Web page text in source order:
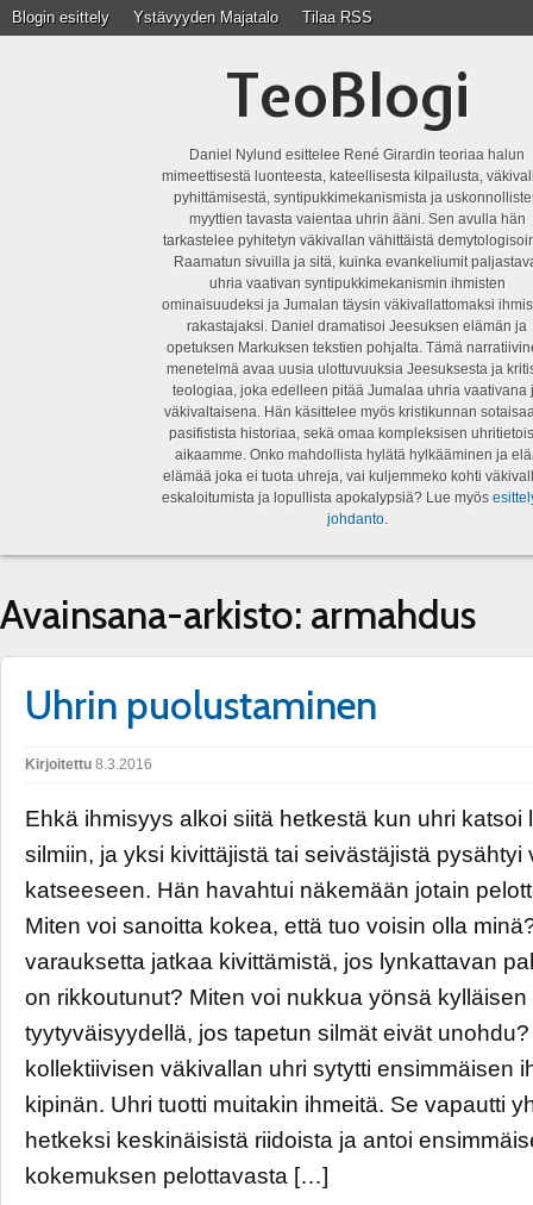
Blogin esittely Ystävyyden Majatalo Tilaa RSS
TeoBlogi
Daniel Nylund esittelee René Girardin teoriaa halun
mimeettisestä luonteesta, kateellisesta kilpailusta,
pyhittämisestä, syntipukkimekanismista ja
myyttien tavasta vaientaa uhrin ääni. Sen avulla hän
tarkastelee pyhitetyn väkivallan vähittäistä
Raamatun sivuilla ja sitä, kuinka evankeliumit
uhria vaativan syntipukkimekanismin ihmisten
ominaisuudeksi ja Jumalan täysin väkivallattomaksi
rakastajaksi. Daniel dramatisoi Jeesuksen elämän ja
opetuksen Markuksen tekstien pohjalta. Tämä
menetelmä avaa uusia ulottuvuuksia Jeesuksesta ja
teologiaa, joka edelleen pitää Jumalaa uhria vaativana
väkivaltaisena. Hän käsittelee myös kristikunnan
pasifistista historiaa, sekä omaa kompleksisen
aikaamme. Onko mahdollista hylätä hylkääminen ja
elämää joka ei tuota uhreja, vai kuljemmeko kohti
eskaloitumista ja lopullista apokalypsiä? Lue myös
johdanto.
Avainsana-arkisto: armahdus
Uhrin puolustaminen
Kirjoitettu 8.3.2016
Ehkä ihmisyys alkoi siitä hetkestä kun uhri katsoi
silmiin, ja yksi kivittäjistä tai seivästäjistä pysähtyi
katseeseen. Hän havahtui näkemään jotain
Miten voi sanoitta kokea, että tuo voisin olla
varauksetta jatkaa kivittämistä, jos lynkattavan
on rikkoutunut? Miten voi nukkua yönsä
tyytyväisyydellä, jos tapetun silmät eivät
kollektiivisen väkivallan uhri sytytti ensimmäisen
kipinän. Uhri tuotti muitakin ihmeitä. Se vapautti
hetkeksi keskinäisistä riidoista ja antoi
kokemuksen pelottavasta […]